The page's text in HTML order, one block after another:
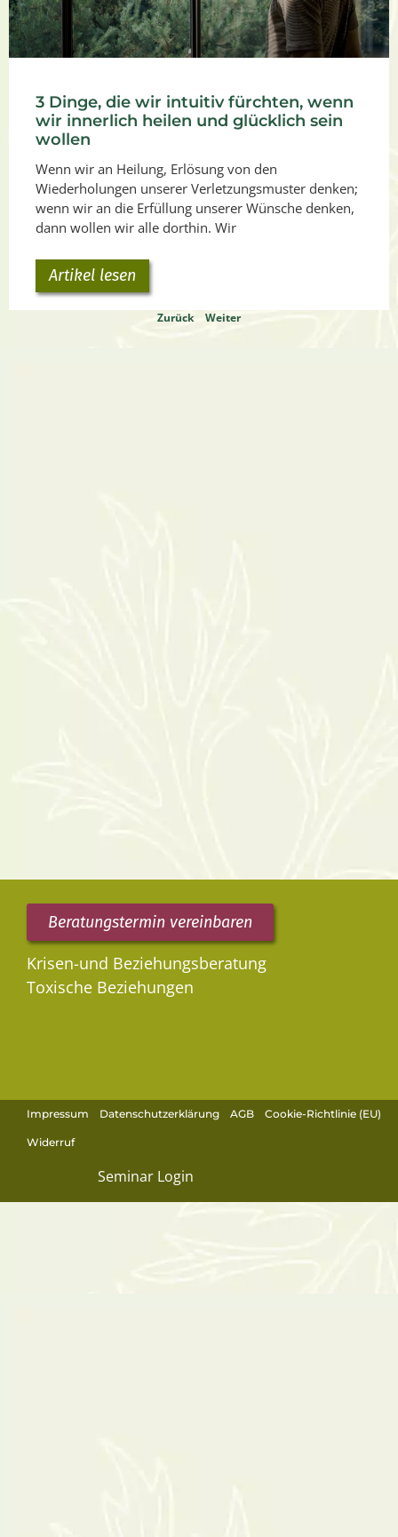
3 Dinge, die wir intuitiv fürchten, wenn
wir innerlich heilen und glücklich sein
wollen
Wenn wir an Heilung, Erlösung von den
Wiederholungen unserer Verletzungsmuster denken;
wenn wir an die Erfüllung unserer Wünsche denken,
dann wollen wir alle dorthin. Wir
Artikel lesen
Zurück Weiter
Beratungstermin vereinbaren
Krisen-und Beziehungsberatung
Toxische Beziehungen
Impressum Datenschutzerklärung AGB Cookie-Richtlinie (EU)
Widerruf
Seminar Login